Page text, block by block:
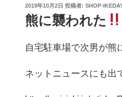
投
稿
日:
2019年10月2日 投稿者: SHOP-
熊に襲われた
自宅駐車場で次男が熊
ネットニュースにも出